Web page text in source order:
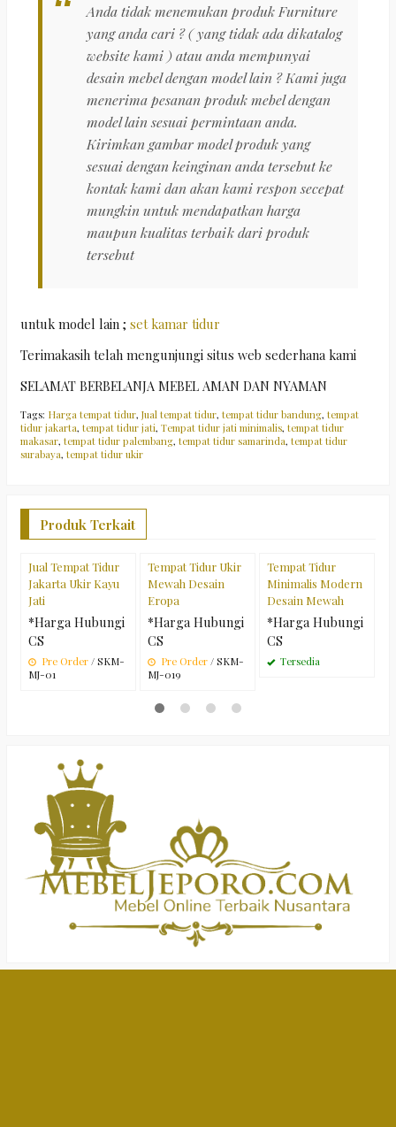
Anda tidak menemukan produk Furniture
yang anda cari ? ( yang tidak ada dikatalog
website kami ) atau anda mempunyai
desain mebel dengan model lain ? Kami juga
menerima pesanan produk mebel dengan
model lain sesuai permintaan anda.
Kirimkan gambar model produk yang
sesuai dengan keinginan anda tersebut ke
kontak kami dan akan kami respon secepat
mungkin untuk mendapatkan harga
maupun kualitas terbaik dari produk
tersebut
untuk model lain ; set kamar tidur
Terimakasih telah mengunjungi situs web sederhana kami
SELAMAT BERBELANJA MEBEL AMAN DAN NYAMAN
Tags: Harga tempat tidur, Jual tempat tidur, tempat tidur bandung, tempat
tidur jakarta, tempat tidur jati, Tempat tidur jati minimalis, tempat tidur
makasar, tempat tidur palembang, tempat tidur samarinda, tempat tidur
surabaya, tempat tidur ukir
Produk Terkait
Jual Tempat Tidur
Jakarta Ukir Kayu
Jati
*Harga Hubungi
CS
Pre Order / SKM-
MJ-01
Tempat Tidur Ukir
Mewah Desain
Eropa
*Harga Hubungi
CS
Pre Order / SKM-
MJ-019
Tempat Tidur
Minimalis Modern
Desain Mewah
*Harga Hubungi
CS
Tersedia